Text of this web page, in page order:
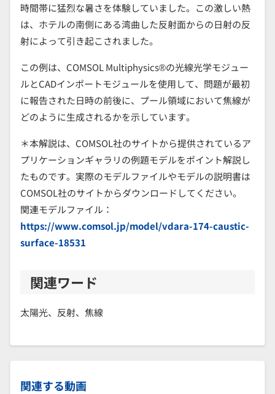
時間帯に猛烈な暑さを体験していました。この激しい熱
は、ホテルの南側にある湾曲した反射面からの日射の反
射によって引き起こされました。
この例は、COMSOL Multiphysics®の光線光学モジュー
ルとCADインポートモジュールを使用して、問題が最初
に報告された日時の前後に、プール領域において焦線が
どのように生成されるかを示しています。
＊本解説は、COMSOL社のサイトから提供されているア
プリケーションギャラリの例題モデルをポイント解説し
たものです。実際のモデルファイルやモデルの説明書は
COMSOL社のサイトからダウンロードしてください。
関連モデルファイル：
https://www.comsol.jp/model/vdara-174-caustic-
surface-18531
関連ワード
太陽光、反射、焦線
関連する動画